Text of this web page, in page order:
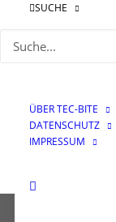
SUCHE
ÜBER TEC-BITE
DATENSCHUTZ
IMPRESSUM